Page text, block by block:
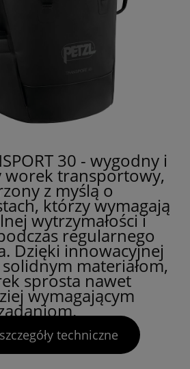
30 - wygodny i
worek transportowy,
z myślą o
którzy wymagają
wytrzymałości i
regularnego
Dzięki innowacyjnej
materiałom,
sprosta nawet
wymagającym
techniczne